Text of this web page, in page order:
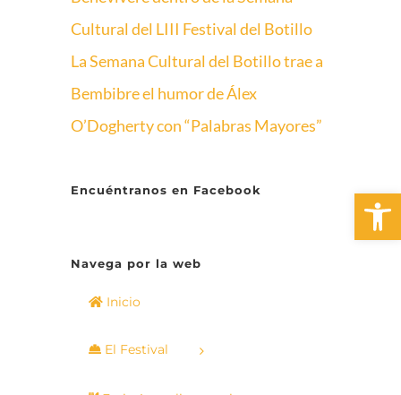
Abrir
Cultural del LIII Festival del Botillo
La Semana Cultural del Botillo trae a
Bembibre el humor de Álex
O’Dogherty con “Palabras Mayores”
Encuéntranos en Facebook
Navega por la web
Inicio
El Festival